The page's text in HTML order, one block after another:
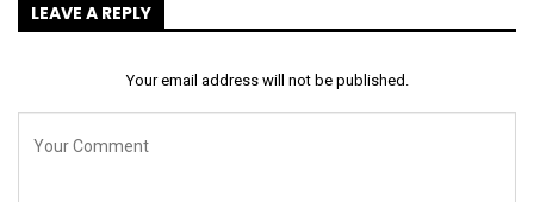
LEAVE A REPLY
Your email address will not be published.